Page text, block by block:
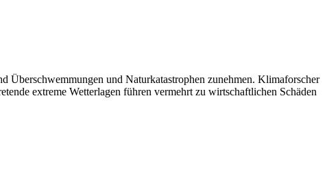
Überschwemmungen und Naturkatastrophen zunehmen. Klimaforscher
extreme Wetterlagen führen vermehrt zu wirtschaftlichen Schäden